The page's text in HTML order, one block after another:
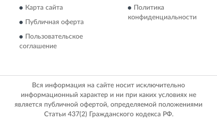
Карта сайта
Публичная оферта
Пользовательское
соглашение
Политика
конфиденциальности
Вся информация на сайте носит исключительно
информационный характер и ни при каких условиях не
является публичной офертой, определяемой положениями
Статьи 437(2) Гражданского кодекса РФ.